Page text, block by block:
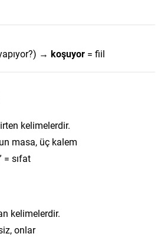
→ koşuyor = fiil
kelimelerdir.
masa, üç kalem
= sıfat
kelimelerdir.
onlar